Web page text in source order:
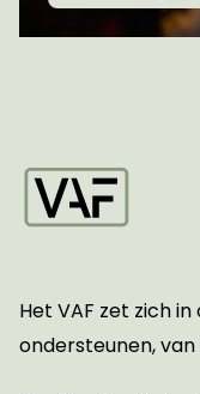
Het VAF zet zich
ondersteunen,